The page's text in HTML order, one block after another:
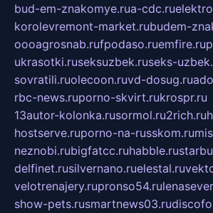
bud-em-znakomye.rua-cdc.ru
korolevremont-market.rubudem-
oooagrosnab.rufpodaso.ruemfire.ru
ukrasotki.ruseksuzbek.ruseks-
sovratili.ruolecoon.ruvd-dosug.ru
rbc-news.ruporno-skvirt.rukrospr.ru
13autor-kolonka.rusormol.ru2rich.ru
hostserve.ruporno-na-russkom.ru
neznobi.rubigfatcc.ruhabble.ru
delfinet.rusilvernano.ruelestal.ru
velotrenajery.rupronso54.ru
show-pets.rusmartnews03.ru